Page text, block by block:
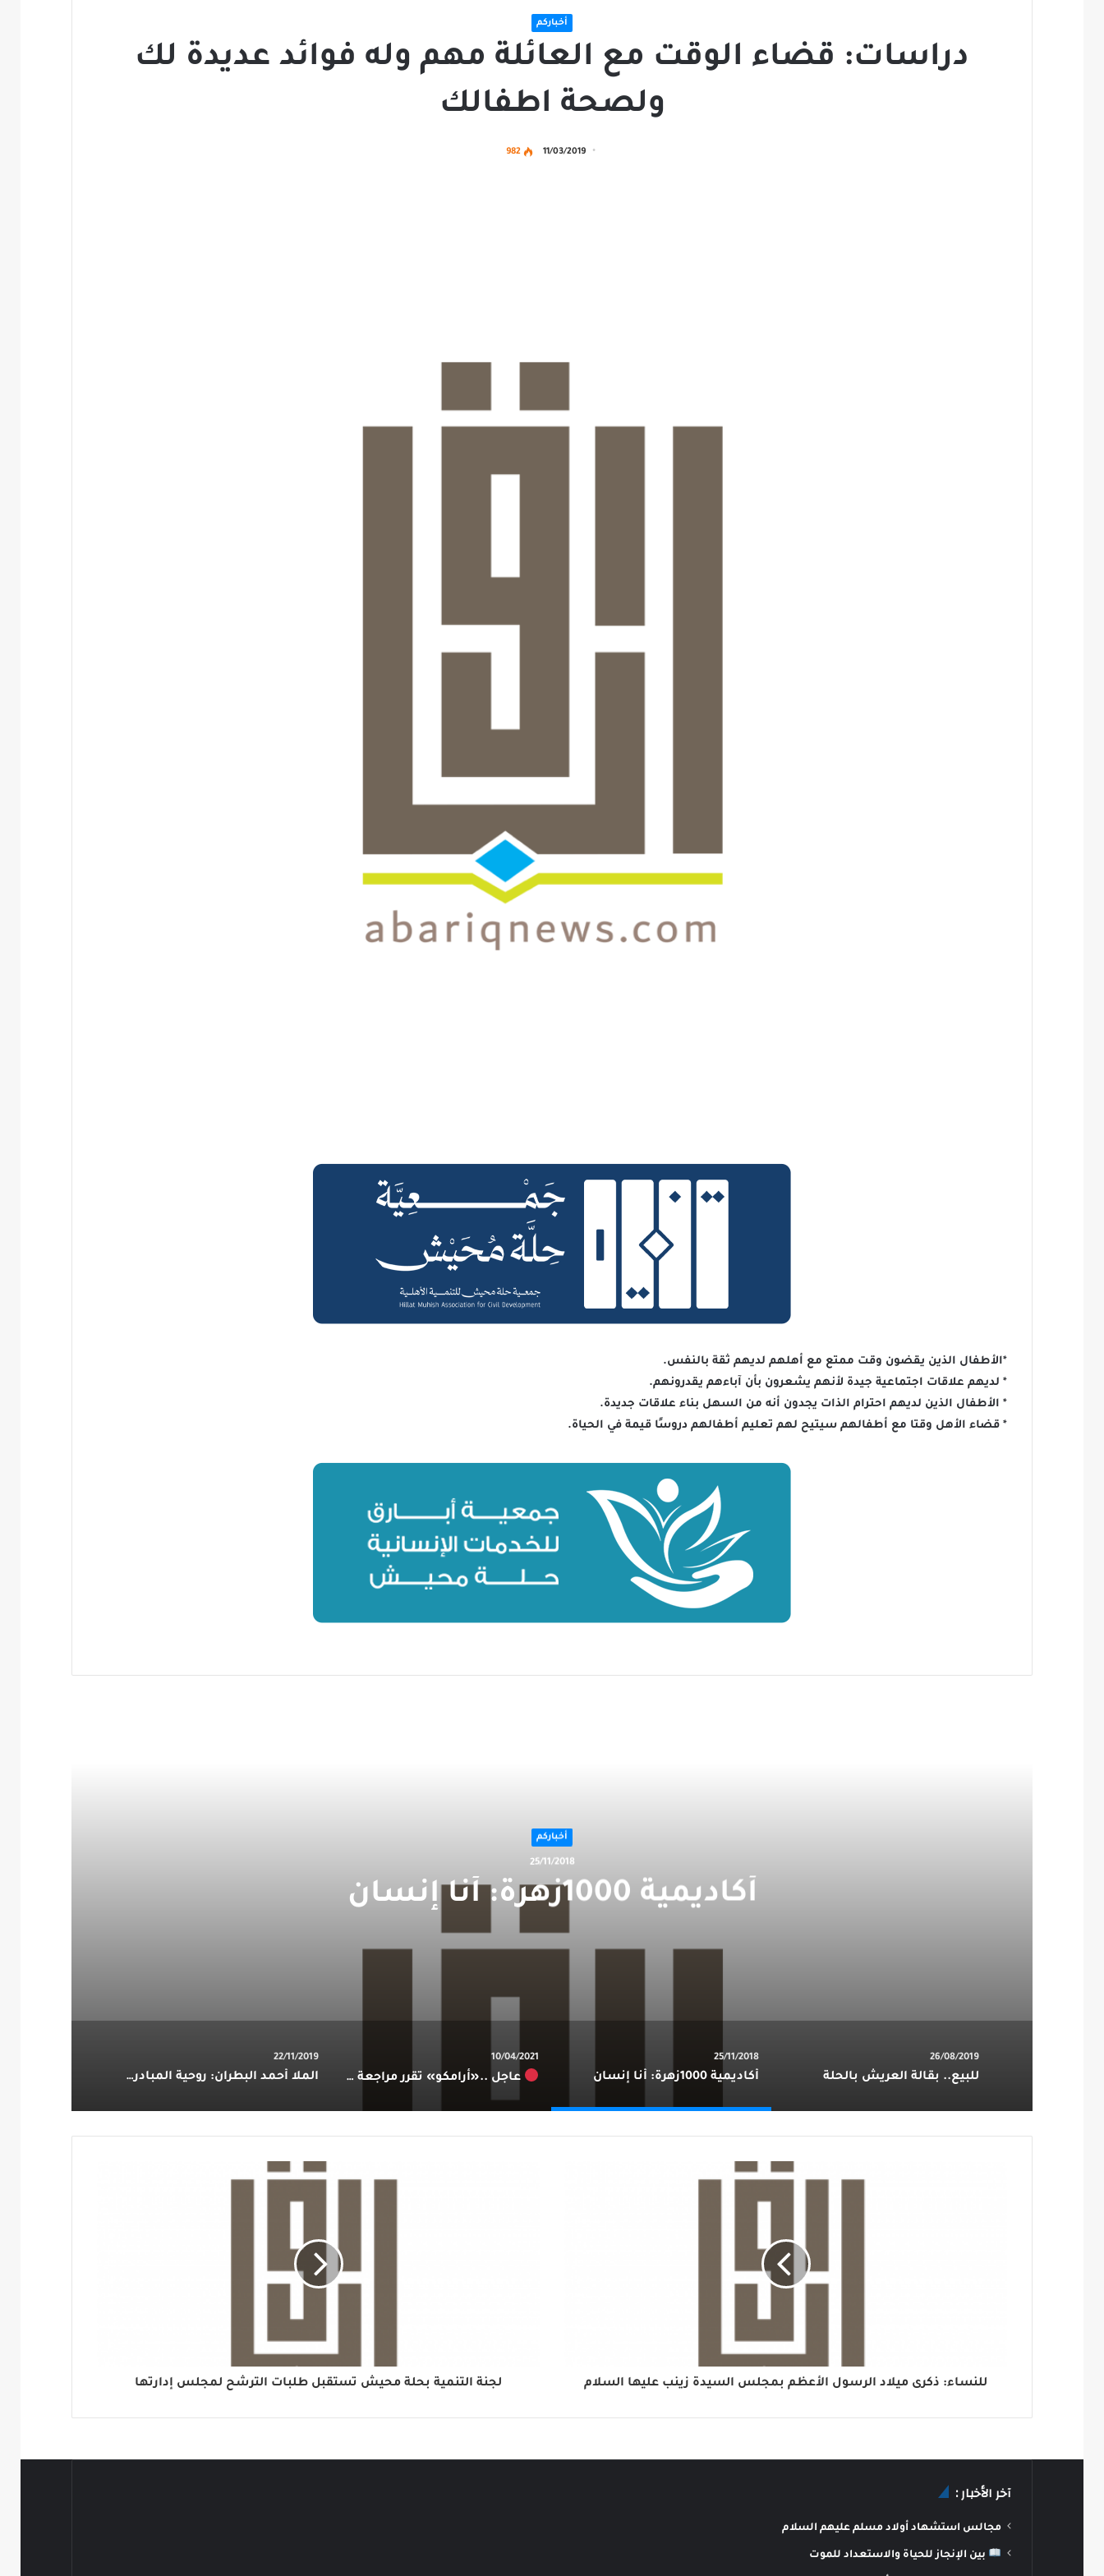
أخباركم
دراسات: قضاء الوقت مع العائلة مهم وله فوائد عديدة لك
ولصحة اطفالك
11/03/2019
982
*‏الأطفال الذين يقضون وقت ممتع مع أهلهم لديهم ثقة بالنفس.
* لديهم علاقات اجتماعية جيدة لأنهم يشعرون بأن آباءهم يقدرونهم.
* الأطفال الذين لديهم احترام الذات يجدون أنه من السهل بناء علاقات جديدة.
* قضاء الأهل وقتا مع أطفالهم سيتيح لهم تعليم أطفالهم دروسًا قيمة في الحياة.
أخباركم
25/11/2018
أكاديمية 1000زهرة: أنا إنسان
26/08/2019
للبيع.. بقالة العريش بالحلة
25/11/2018
أكاديمية 1000زهرة: أنا إنسان
10/04/2021
عاجل ..«أرامكو» تقرر مراجعة أسعار البنزين الشهرية
22/11/2019
الملا أحمد البطران: روحية المبادرة وخدمة المجتمع
للنساء: ذكرى ميلاد الرسول الأعظم بمجلس السيدة زينب عليها السلام لجنة التنمية بحلة محيش تستقبل طلبات الترشح لمجلس إدارتها
آخر الأخبار :
مجالس استشهاد أولاد مسلم عليهم السلام
بين الإنجاز للحياة والاستعداد للموت